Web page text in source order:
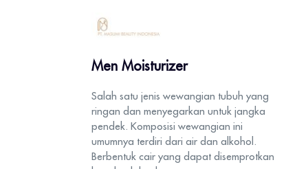
Men Moisturizer
Salah satu jenis wewangian tubuh yang
ringan dan menyegarkan untuk jangka
pendek. Komposisi wewangian ini
umumnya terdiri dari air dan alkohol.
Berbentuk cair yang dapat disemprotkan